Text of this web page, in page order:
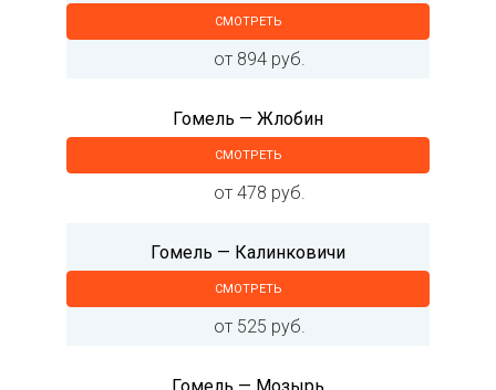
СМОТРЕТЬ
от 894 руб.
Гомель — Жлобин
СМОТРЕТЬ
от 478 руб.
Гомель — Калинковичи
СМОТРЕТЬ
от 525 руб.